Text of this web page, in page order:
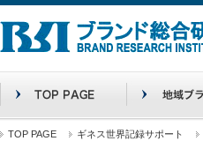
TOP PAGE ギネス世界記録サポート